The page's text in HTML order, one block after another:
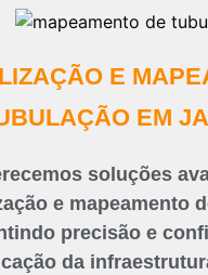
E
EM
soluções
e mapeamento
precisão e
da